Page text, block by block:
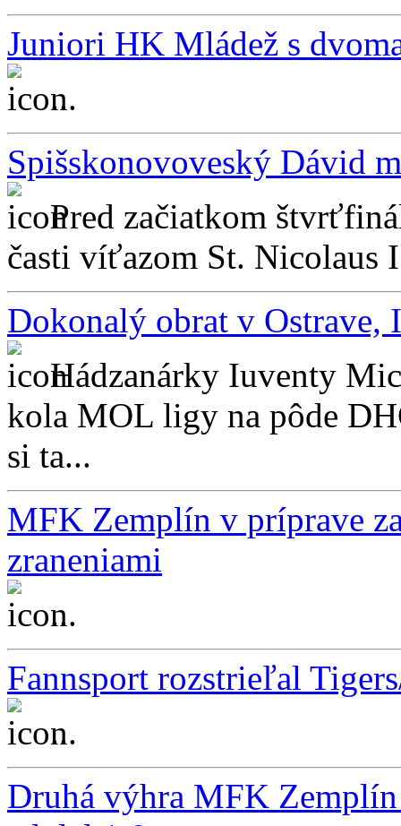
Juniori HK Mládež s
...
Spišskonovoveský Dávid
Pred začiatkom
časti víťazom St.
Dokonalý obrat v Ostrave,
Hádzanárky Iuventy
kola MOL ligy na pôde
si ta...
MFK Zemplín v príprave
zraneniami
...
Fannsport rozstrieľal
...
Druhá výhra MFK